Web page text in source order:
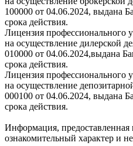
100000 от 04.06.2024, выдана
срока действия.
Лицензия профессионального
на осуществление дилерской
010000 от 04.06.2024,выдана
срока действия.
Лицензия профессионального
на осуществление
000100 от 04.06.2024, выдана
срока действия.
Информация, предоставленная
ознакомительный характер и